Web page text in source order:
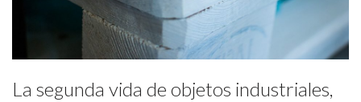
La segunda vida de objetos industriales,